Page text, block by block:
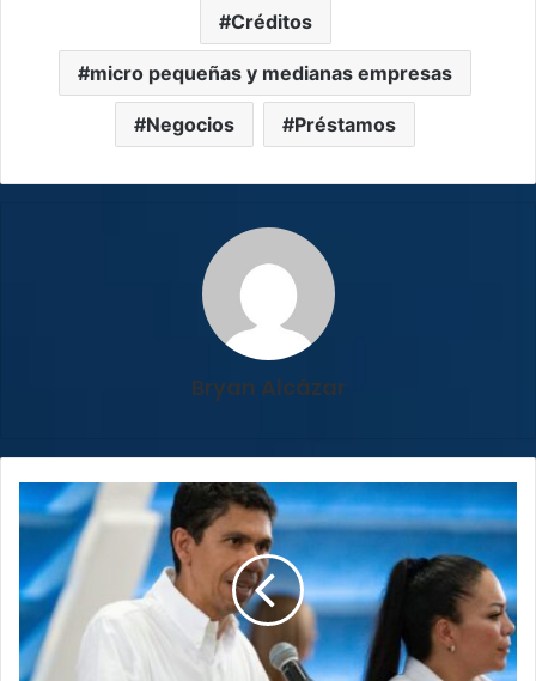
Créditos
micro pequeñas y medianas empresas
Negocios Préstamos
Bryan Alcázar
PLN
desmiente
acercamiento
de
Luis
Amador
para
una